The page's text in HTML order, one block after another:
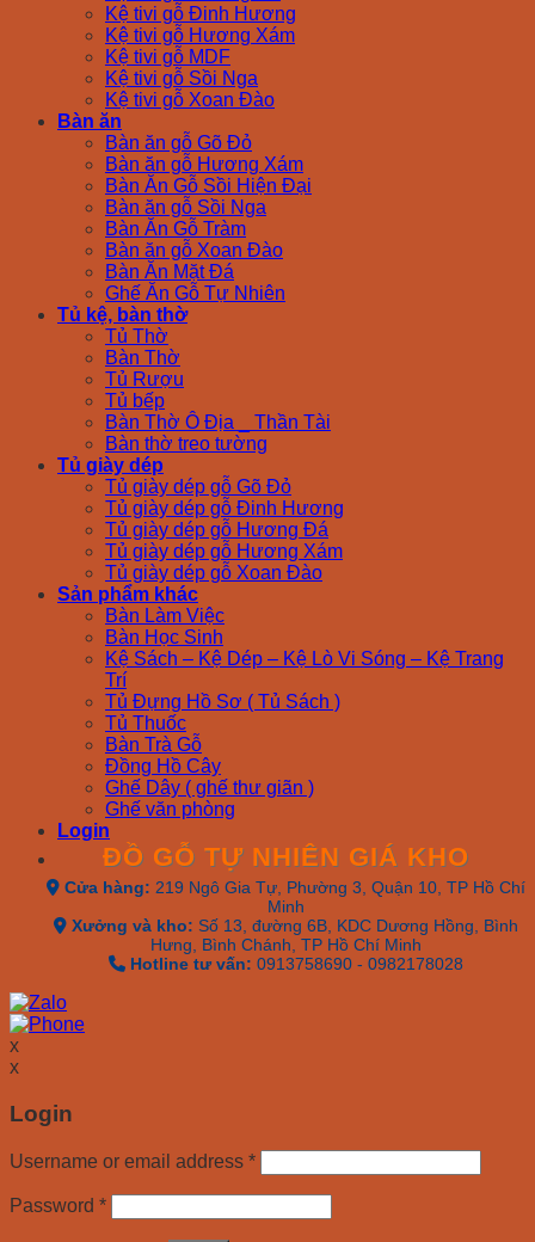
Kệ tivi gỗ Đinh Hương
Kệ tivi gỗ Hương Xám
Kệ tivi gỗ MDF
Kệ tivi gỗ Sồi Nga
Kệ tivi gỗ Xoan Đào
Bàn ăn
Bàn ăn gỗ Gõ Đỏ
Bàn ăn gỗ Hương Xám
Bàn Ăn Gỗ Sồi Hiện Đại
Bàn ăn gỗ Sồi Nga
Bàn Ăn Gỗ Tràm
Bàn ăn gỗ Xoan Đào
Bàn Ăn Mặt Đá
Ghế Ăn Gỗ Tự Nhiên
Tủ kệ, bàn thờ
Tủ Thờ
Bàn Thờ
Tủ Rượu
Tủ bếp
Bàn Thờ Ô Địa _ Thần Tài
Bàn thờ treo tường
Tủ giày dép
Tủ giày dép gỗ Gõ Đỏ
Tủ giày dép gỗ Đinh Hương
Tủ giày dép gỗ Hương Đá
Tủ giày dép gỗ Hương Xám
Tủ giày dép gỗ Xoan Đào
Sản phẩm khác
Bàn Làm Việc
Bàn Học Sinh
Kệ Sách – Kệ Dép – Kệ Lò Vi Sóng – Kệ Trang
Trí
Tủ Đựng Hồ Sơ ( Tủ Sách )
Tủ Thuốc
Bàn Trà Gỗ
Đồng Hồ Cây
Ghế Dây ( ghế thư giãn )
Ghế văn phòng
Login
ĐỒ GỖ TỰ NHIÊN GIÁ KHO
Cửa hàng: 219 Ngô Gia Tự, Phường 3, Quận 10, TP Hồ Chí
Minh
Xưởng và kho: Số 13, đường 6B, KDC Dương Hồng, Bình
Hưng, Bình Chánh, TP Hồ Chí Minh
Hotline tư vấn: 0913758690 - 0982178028
x
x
Login
Username or email address *
Password *